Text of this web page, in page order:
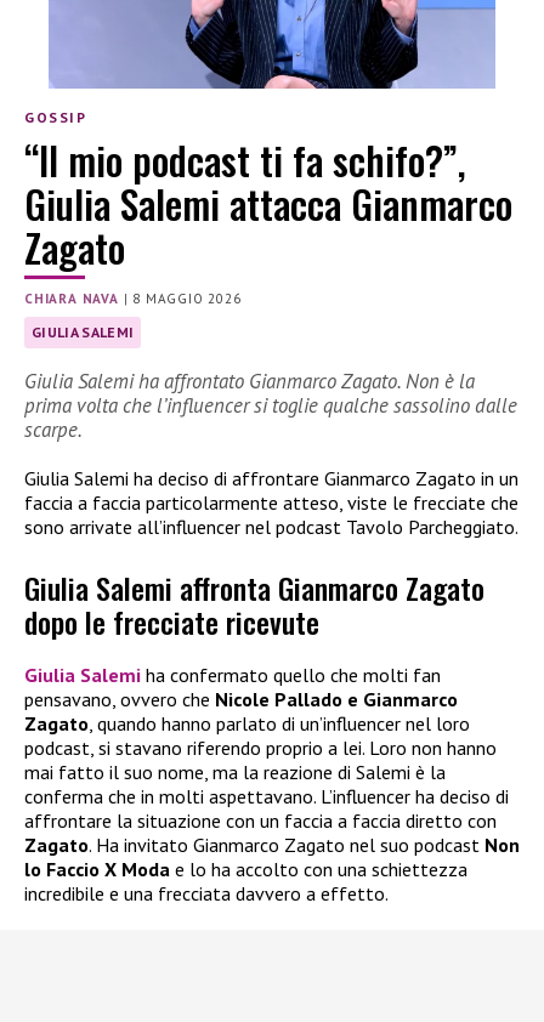
GOSSIP
“Il mio podcast ti fa schifo?”,
Giulia Salemi attacca Gianmarco
Zagato
CHIARA NAVA | 8 MAGGIO 2026
GIULIA SALEMI
Giulia Salemi ha affrontato Gianmarco Zagato. Non è la
prima volta che l’influencer si toglie qualche sassolino dalle
scarpe.
Giulia Salemi ha deciso di affrontare Gianmarco Zagato in un
faccia a faccia particolarmente atteso, viste le frecciate che
sono arrivate all’influencer nel podcast Tavolo Parcheggiato.
Giulia Salemi affronta Gianmarco Zagato
dopo le frecciate ricevute
Giulia Salemi ha confermato quello che molti fan
pensavano, ovvero che Nicole Pallado e Gianmarco
Zagato, quando hanno parlato di un’influencer nel loro
podcast, si stavano riferendo proprio a lei. Loro non hanno
mai fatto il suo nome, ma la reazione di Salemi è la
conferma che in molti aspettavano. L’influencer ha deciso di
affrontare la situazione con un faccia a faccia diretto con
Zagato. Ha invitato Gianmarco Zagato nel suo podcast Non
lo Faccio X Moda e lo ha accolto con una schiettezza
incredibile e una frecciata davvero a effetto.